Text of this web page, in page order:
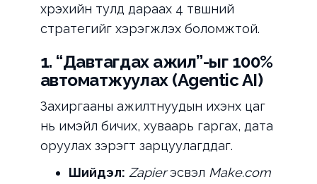
хүрэхийн тулд дараах 4 түвшний
стратегийг хэрэгжүүлэх боломжтой.
1. “Давтагдах ажил”-ыг 100%
автоматжуулах (Agentic AI)
Захиргааны ажилтнуудын ихэнх цаг
нь имэйл бичих, хуваарь гаргах, дата
оруулах зэрэгт зарцуулагддаг.
Шийдэл: Zapierэсвэл Make.com